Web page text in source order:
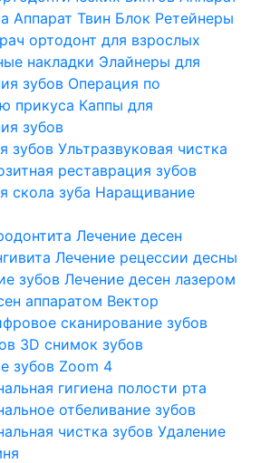
Аппарат Твин Блок Ретейнеры
ортодонт для взрослых
накладки Элайнеры для
зубов Операция по
прикуса Каппы для
зубов
зубов Ультразвуковая чистка
реставрация зубов
скола зуба Наращивание
Лечение десен
Лечение рецессии десны
зубов Лечение десен лазером
аппаратом Вектор
сканирование зубов
3D снимок зубов
зубов Zoom 4
гигиена полости рта
отбеливание зубов
чистка зубов Удаление